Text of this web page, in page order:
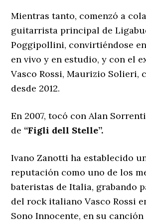
Mientras tanto, comenzó a
guitarrista principal de
Poggipollini, convirtiéndose
en vivo y en estudio, y con el
Vasco Rossi, Maurizio Solieri,
desde 2012.
En 2007, tocó con Alan
de “Figli dell Stelle”.
Ivano Zanotti ha establecido
reputación como uno de los
bateristas de Italia, grabando
del rock italiano Vasco Rossi
Sono Innocente, en su canción